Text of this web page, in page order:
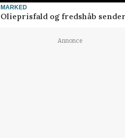
MARKED
Olieprisfald og fredshåb
Annonce